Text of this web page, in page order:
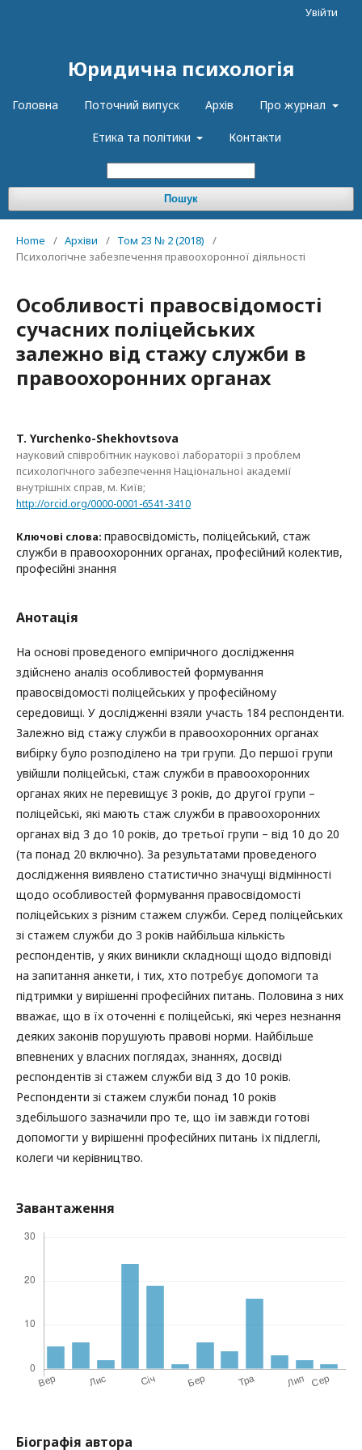
Юридична психологія
Головна Поточний випуск Архів Про журнал
Етика та політики Контакти
Пошук
Увійти
Home / Архіви / Том 23 № 2 (2018)
/
Психологічне забезпечення правоохоронної діяльності
Особливості правосвідомості
сучасних поліцейських
залежно від стажу служби в
правоохоронних органах
T. Yurchenko-Shekhovtsova
науковий співробітник наукової лабораторії з проблем
психологічного забезпечення Національної академії
внутрішніх справ, м. Київ;
http://orcid.org/0000-0001-6541-3410
Ключові слова: правосвідомість, поліцейський, стаж
служби в правоохоронних органах, професійний колектив,
професійні знання
Анотація
На основі проведеного емпіричного дослідження
здійснено аналіз особливостей формування
правосвідомості поліцейських у професійному
середовищі. У дослідженні взяли участь 184 респонденти.
Залежно від стажу служби в правоохоронних органах
вибірку було розподілено на три групи. До першої групи
увійшли поліцейські, стаж служби в правоохоронних
органах яких не перевищує 3 років, до другої групи –
поліцейські, які мають стаж служби в правоохоронних
органах від 3 до 10 років, до третьої групи – від 10 до 20
(та понад 20 включно). За результатами проведеного
дослідження виявлено статистично значущі відмінності
щодо особливостей формування правосвідомості
поліцейських з різним стажем служби. Серед поліцейських
зі стажем служби до 3 років найбільша кількість
респондентів, у яких виникли складнощі щодо відповіді
на запитання анкети, і тих, хто потребує допомоги та
підтримки у вирішенні професійних питань. Половина з них
вважає, що в їх оточенні є поліцейські, які через незнання
деяких законів порушують правові норми. Найбільше
впевнених у власних поглядах, знаннях, досвіді
респондентів зі стажем служби від 3 до 10 років.
Респонденти зі стажем служби понад 10 років
здебільшого зазначили про те, що їм завжди готові
допомогти у вирішенні професійних питань їх підлеглі,
колеги чи керівництво.
Завантаження
Біографія автора